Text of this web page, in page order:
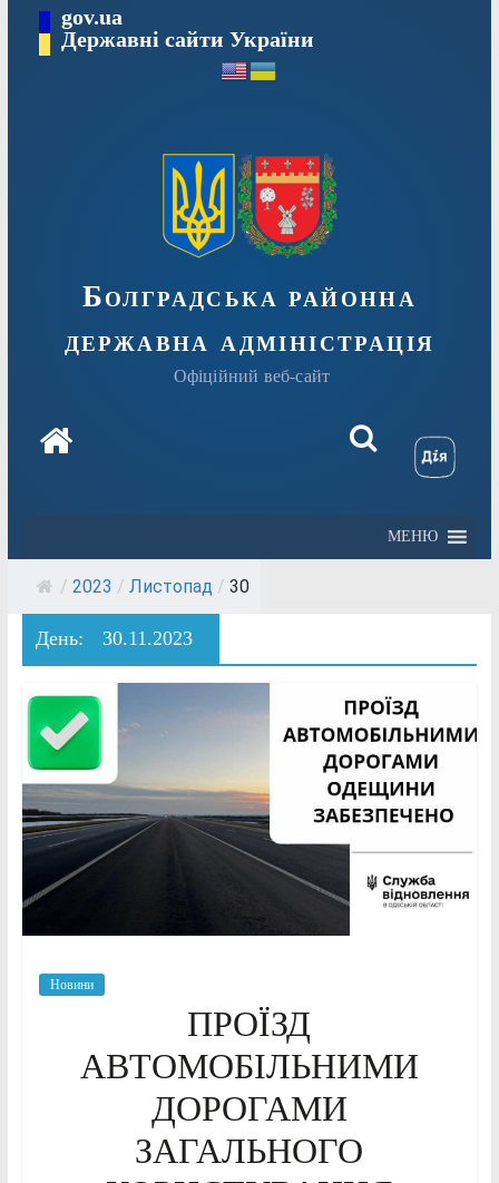
Перейтиgov.ua
Державні сайти України
Болградська районна
державна адміністрація
Офіційний веб-сайт
МЕНЮ
/ 2023 / Листопад / 30
День: 30.11.2023
Новини
ПРОЇЗД
АВТОМОБІЛЬНИМИ
ДОРОГАМИ
ЗАГАЛЬНОГО